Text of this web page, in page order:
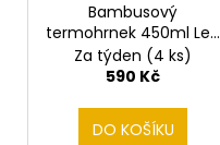
Bambusový
termohrnek 450ml Led
Metallica
Za týden (4 ks)
590 Kč
DO KOŠÍKU